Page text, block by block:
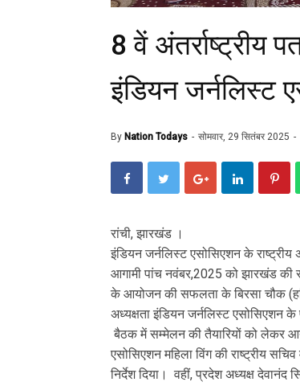
8 वें अंतर्राष्ट्रीय
इंडियन जर्नलिस्ट
By Nation Todays सोमवार, 29 सितंबर 2025
रांची, झारखंड ।
इंडियन जर्नलिस्ट एसोसिएशन के
आगामी पांच नवंबर,2025 को झारखंड की
के आयोजन की सफलता के बिरसा चौक
अध्यक्षता इंडियन जर्नलिस्ट एसोसिएशन के
बैठक में सम्मेलन की तैयारियों को लेकर
एसोसिएशन महिला विंग की राष्ट्रीय
निर्देश दिया। वहीं, प्रदेश अध्यक्ष